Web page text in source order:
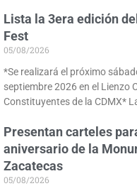
Lista la 3era edición
Fest
05/08/2026
*Se realizará el próximo
septiembre 2026 en el Lienzo
Constituyentes de la CDMX*
Presentan carteles
aniversario de la
Zacatecas
05/08/2026